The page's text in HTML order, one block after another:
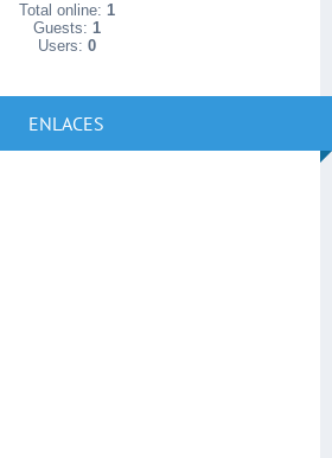
Total online: 1
Guests: 1
Users: 0
ENLACES